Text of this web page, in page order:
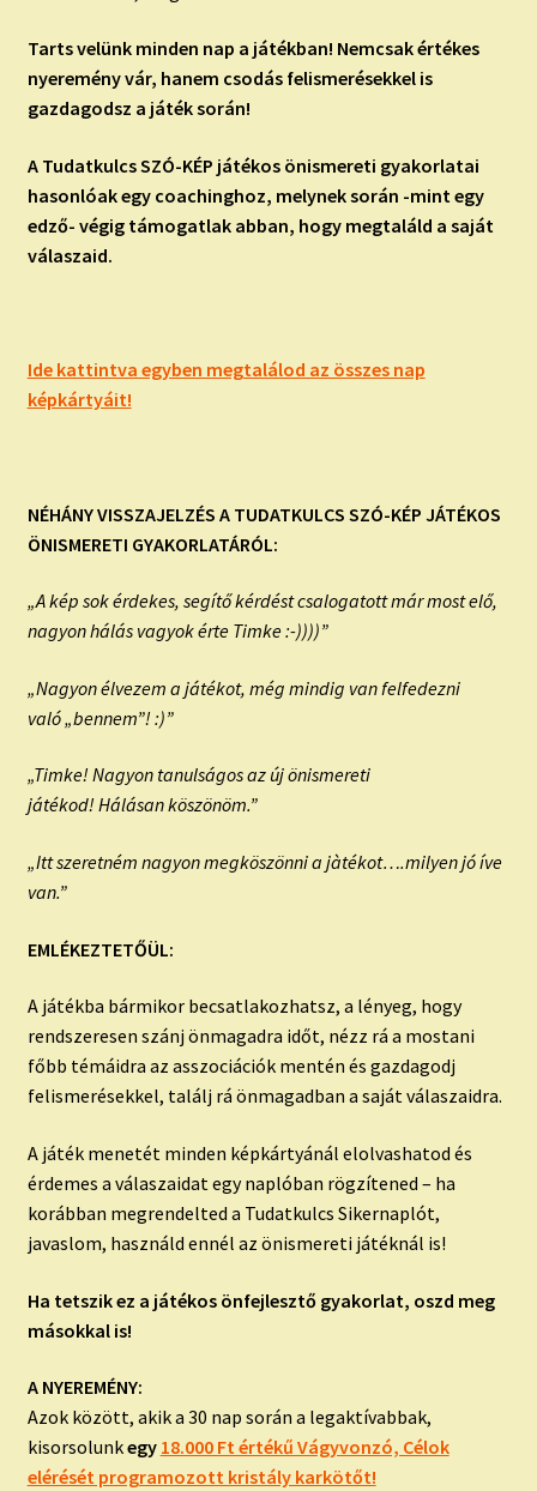
Tarts velünk minden nap a játékban! Nemcsak értékes
nyeremény vár, hanem csodás felismerésekkel is
gazdagodsz a játék során!
A Tudatkulcs SZÓ-KÉP játékos önismereti gyakorlatai
hasonlóak egy coachinghoz, melynek során -mint egy
edző- végig támogatlak abban, hogy megtaláld a saját
válaszaid.
Ide kattintva egyben megtalálod az összes nap
képkártyáit!
NÉHÁNY VISSZAJELZÉS A TUDATKULCS SZÓ-KÉP JÁTÉKOS
ÖNISMERETI GYAKORLATÁRÓL:
„A kép sok érdekes, segítő kérdést csalogatott már most elő,
nagyon hálás vagyok érte Timke :-))))”
„Nagyon élvezem a játékot, még mindig van felfedezni
való „bennem”! :)”
„Timke! Nagyon tanulságos az új önismereti
játékod! Hálásan köszönöm.”
„Itt szeretném nagyon megköszönni a jàtékot….milyen jó íve
van.”
EMLÉKEZTETŐÜL:
A játékba bármikor becsatlakozhatsz, a lényeg, hogy
rendszeresen szánj önmagadra időt, nézz rá a mostani
főbb témáidra az asszociációk mentén és gazdagodj
felismerésekkel, találj rá önmagadban a saját válaszaidra.
A játék menetét minden képkártyánál elolvashatod és
érdemes a válaszaidat egy naplóban rögzítened – ha
korábban megrendelted a Tudatkulcs Sikernaplót,
javaslom, használd ennél az önismereti játéknál is!
Ha tetszik ez a játékos önfejlesztő gyakorlat, oszd meg
másokkal is!
A NYEREMÉNY:
Azok között, akik a 30 nap során a legaktívabbak,
kisorsolunkegy 18.000 Ft értékű Vágyvonzó, Célok
elérését programozott kristály karkötőt!